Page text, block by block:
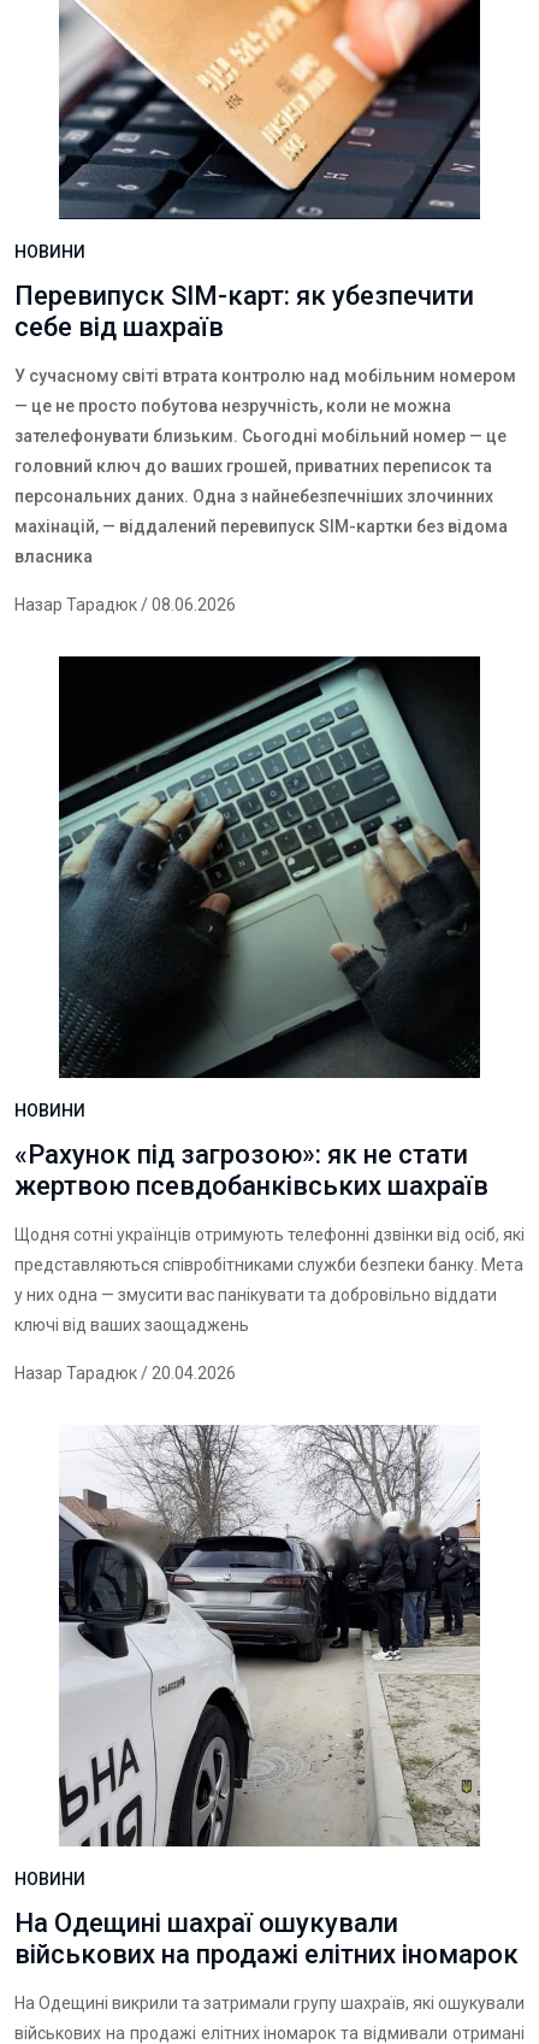
НОВИНИ
Перевипуск SIM-карт: як убезпечити
себе від шахраїв
У сучасному світі втрата контролю над мобільним номером
— це не просто побутова незручність, коли не можна
зателефонувати близьким. Сьогодні мобільний номер — це
головний ключ до ваших грошей, приватних переписок та
персональних даних. Одна з найнебезпечніших злочинних
махінацій, — віддалений перевипуск SIM-картки без відома
власника
Назар Тарадюк/ 08.06.2026
НОВИНИ
«Рахунок під загрозою»: як не стати
жертвою псевдобанківських шахраїв
Щодня сотні українців отримують телефонні дзвінки від осіб, які
представляються співробітниками служби безпеки банку. Мета
у них одна — змусити вас панікувати та добровільно віддати
ключі від ваших заощаджень
Назар Тарадюк/ 20.04.2026
НОВИНИ
На Одещині шахраї ошукували
військових на продажі елітних іномарок
На Одещині викрили та затримали групу шахраїв, які ошукували
військових на продажі елітних іномарок та відмивали отримані